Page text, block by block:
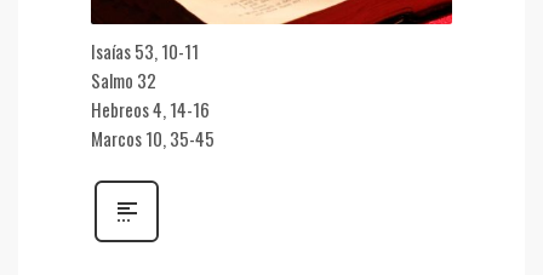
Isaías 53, 10-11
Salmo 32
Hebreos 4, 14-16
Marcos 10, 35-45